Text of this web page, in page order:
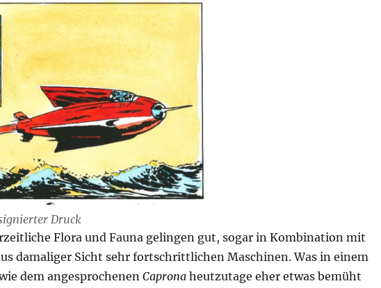
Druck
Flora und Fauna gelingen gut, sogar in Kombination mit
damaliger Sicht sehr fortschrittlichen Maschinen. Was in einem
dem angesprochenen Capronaheutzutage eher etwas bemüht